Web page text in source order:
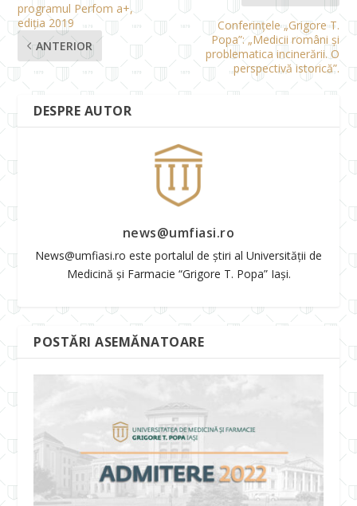
programul Perfom a+,
ediția 2019
ANTERIOR
Conferințele „Grigore T.
Popa”: „Medicii români și
problematica incinerării. O
perspectivă istorică”.
DESPRE AUTOR
news@umfiasi.ro
News@umfiasi.ro este portalul de știri al Universității de
Medicină și Farmacie “Grigore T. Popa” Iași.
POSTĂRI ASEMĂNATOARE